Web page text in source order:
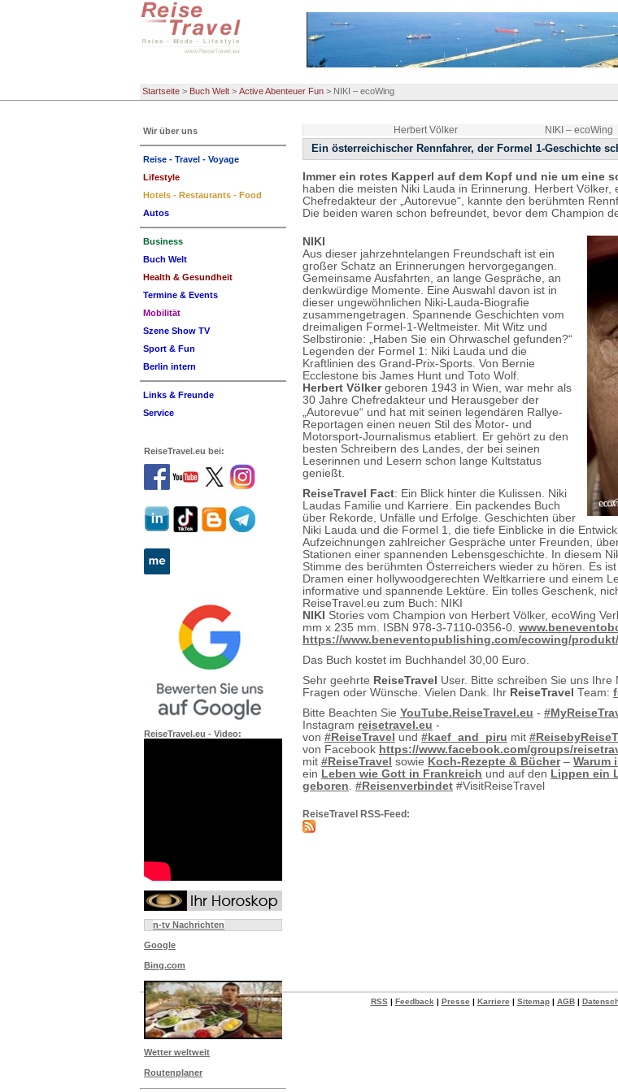
Startseite > Buch Welt > Active Abenteuer Fun > NIKI – ecoWing
Herbert Völker
NIKI – ecoWing
Ein österreichischer Rennfahrer, der Formel 1-Geschichte
Immer ein rotes Kapperl auf dem Kopf und nie um eine
haben die meisten Niki Lauda in Erinnerung. Herbert Völker,
Chefredakteur der „Autorevue“, kannte den berühmten
Die beiden waren schon befreundet, bevor dem Champion
NIKI
Aus dieser jahrzehntelangen Freundschaft ist ein
großer Schatz an Erinnerungen hervorgegangen.
Gemeinsame Ausfahrten, an lange Gespräche, an
denkwürdige Momente. Eine Auswahl davon ist in
dieser ungewöhnlichen Niki-Lauda-Biografie
zusammengetragen. Spannende Geschichten vom
dreimaligen Formel-1-Weltmeister. Mit Witz und
Selbstironie: „Haben Sie ein Ohrwaschel gefunden?“
Legenden der Formel 1: Niki Lauda und die
Kraftlinien des Grand-Prix-Sports. Von Bernie
Ecclestone bis James Hunt und Toto Wolf.
Herbert Völkergeboren 1943 in Wien, war mehr als
30 Jahre Chefredakteur und Herausgeber der
„Autorevue“ und hat mit seinen legendären Rallye-
Reportagen einen neuen Stil des Motor- und
Motorsport-Journalismus etabliert. Er gehört zu den
besten Schreibern des Landes, der bei seinen
Leserinnen und Lesern schon lange Kultstatus
genießt.
ReiseTravel Fact: Ein Blick hinter die Kulissen. Niki
Laudas Familie und Karriere. Ein packendes Buch
über Rekorde, Unfälle und Erfolge. Geschichten über
Niki Lauda und die Formel 1, die tiefe Einblicke in die
Aufzeichnungen zahlreicher Gespräche unter Freunden,
Stationen einer spannenden Lebensgeschichte. In diesem
Stimme des berühmten Österreichers wieder zu hören. Es
Dramen einer hollywoodgerechten Weltkarriere und einem
informative und spannende Lektüre. Ein tolles Geschenk,
ReiseTravel.eu zum Buch: NIKI
NIKI Stories vom Champion von Herbert Völker, ecoWing
mm x 235 mm. ISBN 978-3-7110-0356-0.
https://www.beneventopublishing.com/ecowing/
Das Buch kostet im Buchhandel 30,00 Euro.
Sehr geehrte ReiseTravel User. Bitte schreiben Sie uns
Fragen oder Wünsche. Vielen Dank. Ihr ReiseTravel Team:
Bitte Beachten Sie YouTube.ReiseTravel.eu -
Instagram reisetravel.eu -
von #ReiseTravel und #kaef_and_piru mit
von Facebook https://www.facebook.com/groups/
mit #ReiseTravel sowie Koch-Rezepte & Bücher– Warum
ein Leben wie Gott in Frankreich und auf den Lippen ein
geboren #Reisenverbindet #VisitReiseTravel
ReiseTravel RSS-Feed:
Wir über uns
Reise - Travel - Voyage
Lifestyle
Hotels - Restaurants - Food
Autos
Business
Buch Welt
Health & Gesundheit
Termine & Events
Mobilität
Szene Show TV
Sport & Fun
Berlin intern
Links & Freunde
Service
ReiseTravel.eu bei:
ReiseTravel.eu - Video:
n-tv Nachrichten
Google
Bing.com
Wetter weltweit
Routenplaner
RSS| Feedback | Presse | Karriere | Sitemap| AGB|